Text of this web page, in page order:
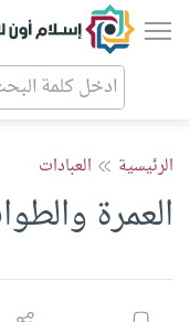
إسلام
الرئيسية العبادات
العمرة